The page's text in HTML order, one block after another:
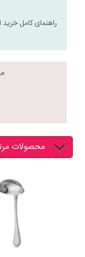
راهنمای کامل
محصولات